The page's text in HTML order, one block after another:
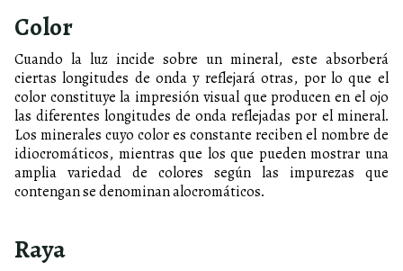
Color
Cuando la luz incide sobre un mineral, este absorberá
ciertas longitudes de onda y reflejará otras, por lo que el
color constituye la impresión visual que producen en el ojo
las diferentes longitudes de onda reflejadas por el mineral.
Los minerales cuyo color es constante reciben el nombre de
idiocromáticos, mientras que los que pueden mostrar una
amplia variedad de colores según las impurezas que
contengan se denominan alocromáticos.
Raya